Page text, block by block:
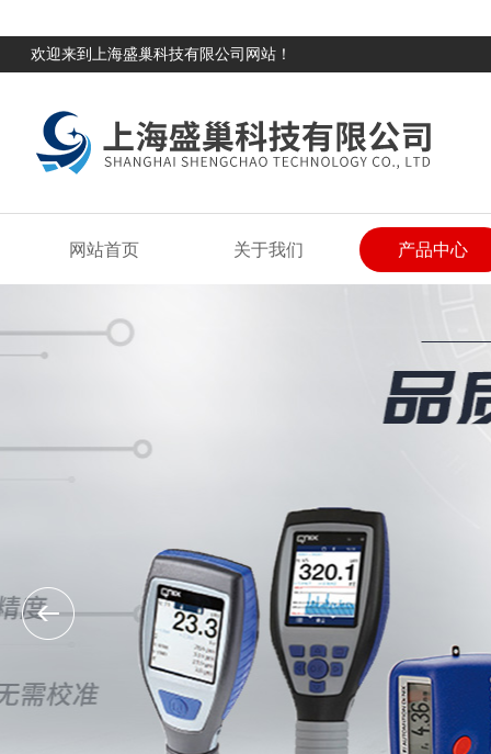
欢迎来到上海盛巢科技有限公司网站！
网站首页 关于我们 产品中心